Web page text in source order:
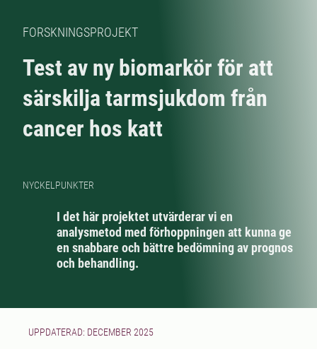
FORSKNINGSPROJEKT
Test av ny biomarkör för att
särskilja tarmsjukdom från
cancer hos katt
NYCKELPUNKTER
I det här projektet utvärderar vi en
analysmetod med förhoppningen att kunna ge
en snabbare och bättre bedömning av prognos
och behandling.
UPPDATERAD: DECEMBER 2025